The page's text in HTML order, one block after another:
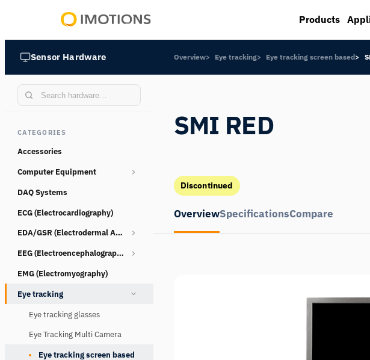
Products
Sensor Hardware
CATEGORIES
Accessories
Computer Equipment
Webcams
DAQ Systems
ECG (Electrocardiography)
EDA/GSR (Electrodermal Activity)
Consumables EEG (Electroencephalography)
Consumables
EMG (Electromyography)
Eye tracking
Eye tracking glasses
Eye Tracking Multi Camera
Eye tracking screen based
Overview Eye tracking Eye tracking screen based
SMI RED
Discontinued
OverviewSpecificationsCompare